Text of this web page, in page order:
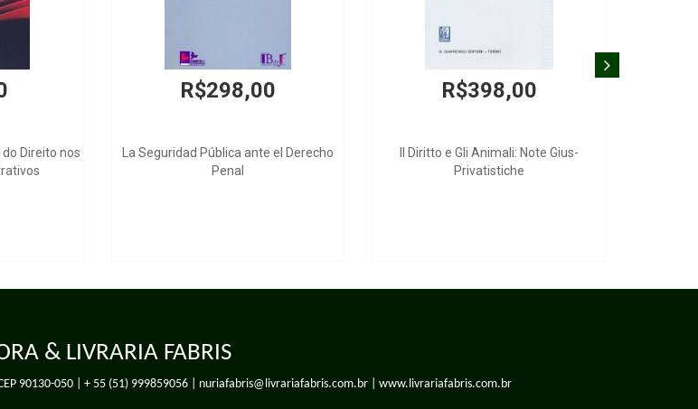
Direito nos
R$298,00
La Seguridad Pública ante el Derecho
Penal
R$398,00
Il Diritto e Gli Animali: Note Gius-
Privatistiche
& LIVRARIA FABRIS
90130-050 | + 55 (51) 999859056| nuriafabris@livrariafabris.com.br | www.livrariafabris.com.br